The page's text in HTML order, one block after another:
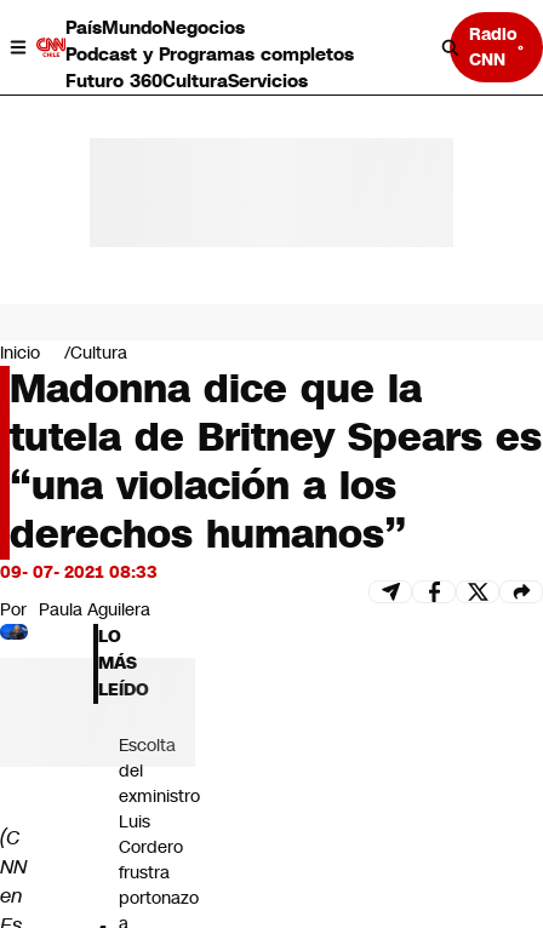
PaísMundoNegocios
Podcast y Programas completos
Futuro 360CulturaServicios
Radio
CNN
Negocios
Deportes
Programas completos
Cultura
Servicios
Bits
CNN tiempo
Futuro 360
Inicio Cultura
Madonna dice que la
tutela de Britney Spears es
“una violación a los
derechos humanos”
09- 07- 2021 08:33
Por Paula Aguilera
(C
NN
en
LO
MÁS
LEÍDO
Escolta
del
exministro
Luis
Cordero
frustra
portonazo
a